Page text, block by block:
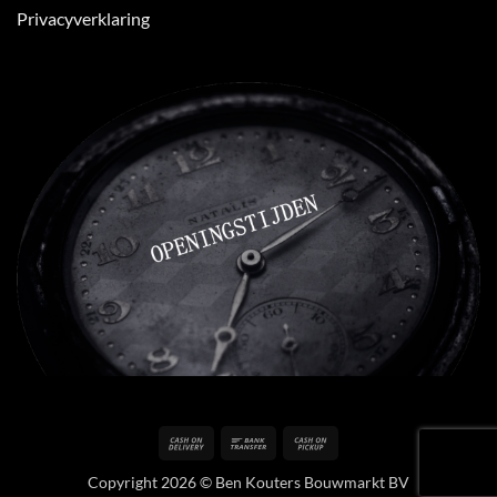
Privacyverklaring
Cash
Delivery
Bank
Pickup
Copyright 2026 © Ben Kouters Bouwmarkt BV